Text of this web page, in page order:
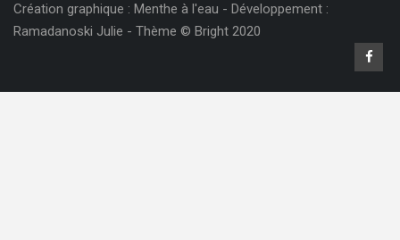
Création graphique : Menthe à l'eau - Développement :
Ramadanoski Julie - Thème © Bright 2020